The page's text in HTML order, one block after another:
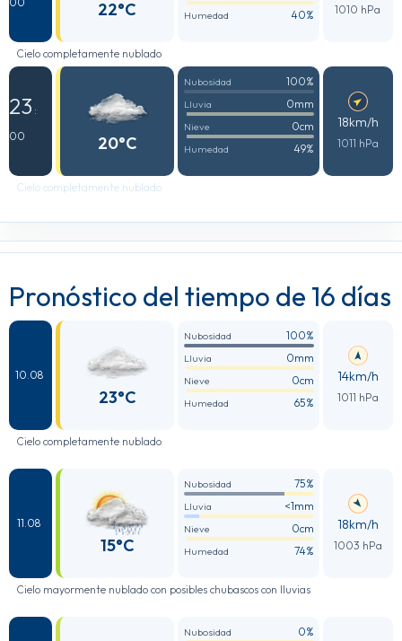
22°C Humedad 40% 1010 hPa
Cielo completamente nublado
23 :
00
20°C
Nubosidad 100%
Lluvia 0mm
Nieve 0cm
Humedad 49%
18km/h
1011 hPa
Cielo completamente nublado
Pronóstico del tiempo de 16 días
10.08
23°C
Nubosidad 100%
Lluvia 0mm
Nieve 0cm
Humedad 65%
14km/h
1011 hPa
Cielo completamente nublado
11.08
15°C
Nubosidad 75%
Lluvia <1mm
Nieve 0cm
Humedad 74%
18km/h
1003 hPa
Cielo mayormente nublado con posibles chubascos con lluvias
Nubosidad 0%